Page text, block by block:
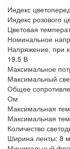
Индекс
Индекс розового
Цветовая
Номинальное
Напряжение, при
19.5 В
Максимальное
Максимальный
Общее
Ом
Максимальная
Максимальная
Количество
Ширина ленты: 8